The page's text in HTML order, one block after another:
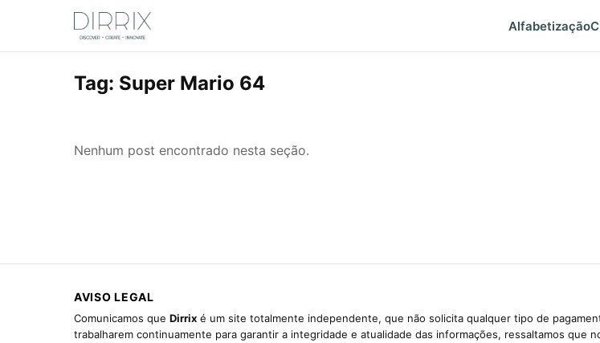
Alfabetização
Tag: Super Mario 64
Nenhum post encontrado nesta seção.
AVISO LEGAL
Comunicamos que Dirrix é um site totalmente independente, que não solicita qualquer tipo de
trabalharem continuamente para garantir a integridade e atualidade das informações, ressaltamos que